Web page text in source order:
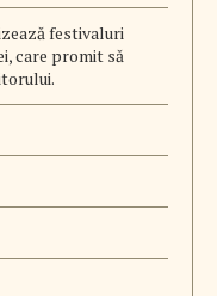
festivaluri
care promit să